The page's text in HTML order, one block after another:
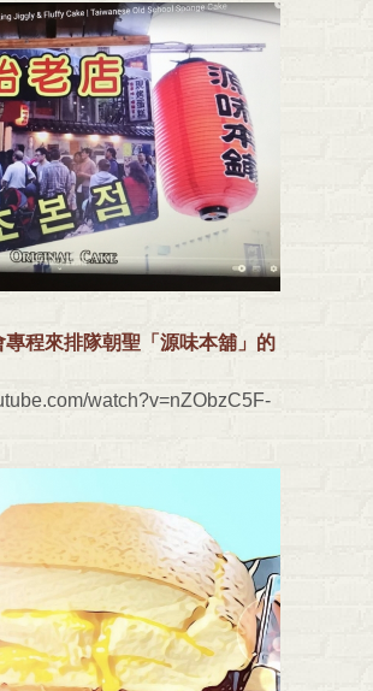
專程來排隊朝聖「源味本舖」的
watch?v=nZObzC5F-